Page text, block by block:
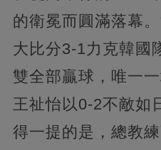
的衛冕而圓滿落幕
大比分3-1力克韓國
雙全部贏球，唯一
王祉怡以0-2不敵如
得一提的是，總教